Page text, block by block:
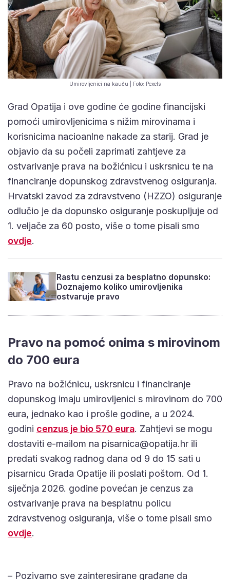
Umirovljenici na kauču | Foto: Pexels
Grad Opatija i ove godine će godine financijski
pomoći umirovljenicima s nižim mirovinama i
korisnicima nacioanlne nakade za starij. Grad je
objavio da su počeli zaprimati zahtjeve za
ostvarivanje prava na božićnicu i uskrsnicu te na
financiranje dopunskog zdravstvenog osiguranja.
Hrvatski zavod za zdravstveno (HZZO) osiguranje
odlučio je da dopunsko osiguranje poskupljuje od
1. veljače za 60 posto, više o tome pisali smo
ovdje.
Rastu cenzusi za besplatno dopunsko:
Doznajemo koliko umirovljenika
ostvaruje pravo
Pravo na pomoć onima s mirovinom
do 700 eura
Pravo na božićnicu, uskrsnicu i financiranje
dopunskog imaju umirovljenici s mirovinom do 700
eura, jednako kao i prošle godine, a u 2024.
godini cenzus je bio 570 eura. Zahtjevi se mogu
dostaviti e-mailom na pisarnica@opatija.hr ili
predati svakog radnog dana od 9 do 15 sati u
pisarnicu Grada Opatije ili poslati poštom. Od 1.
siječnja 2026. godine povećan je cenzus za
ostvarivanje prava na besplatnu policu
zdravstvenog osiguranja, više o tome pisali smo
ovdje.
– Pozivamo sve zainteresirane građane da